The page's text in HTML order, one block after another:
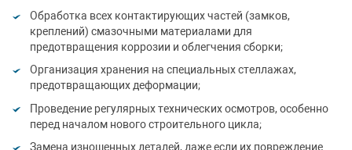
Обработка всех контактирующих частей (замков,
креплений) смазочными материалами для
предотвращения коррозии и облегчения сборки;
Организация хранения на специальных стеллажах,
предотвращающих деформации;
Проведение регулярных технических осмотров, особенно
перед началом нового строительного цикла;
Замена изношенных деталей, даже если их повреждение